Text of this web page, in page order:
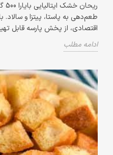
طعم‌دهی به پاستا، پیتزا و
اقتصادی، از پخش پارسه قابل
ادامه مطلب